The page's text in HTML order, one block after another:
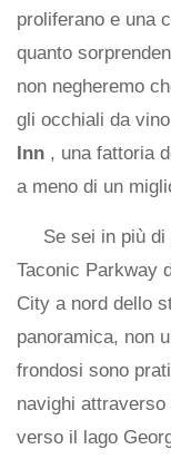
proliferano e una
quanto
non negheremo
gli occhiali da
Inn , una fattoria
a meno di un
Se sei in più
Taconic Parkway
City a nord dello
panoramica, non
frondosi sono
navighi
verso il lago